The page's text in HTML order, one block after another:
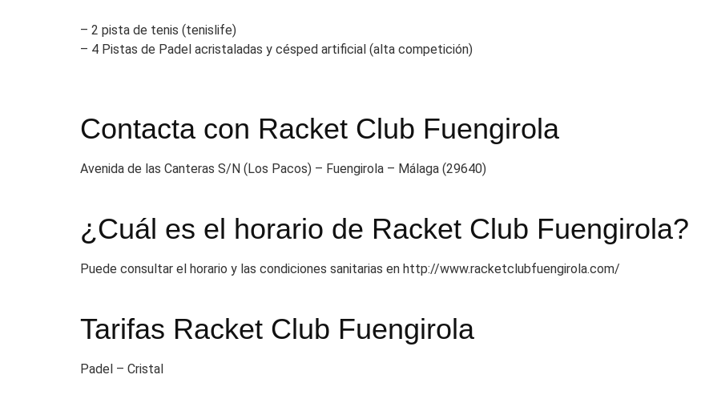
– 2 pista de tenis (tenislife)
– 4 Pistas de Padel acristaladas y césped artificial (alta competición)
Contacta con Racket Club Fuengirola
Avenida de las Canteras S/N (Los Pacos) – Fuengirola – Málaga (29640)
¿Cuál es el horario de Racket Club Fuengirola?
Puede consultar el horario y las condiciones sanitarias en http://www.racketclubfuengirola.com/
Tarifas Racket Club Fuengirola
Padel – Cristal